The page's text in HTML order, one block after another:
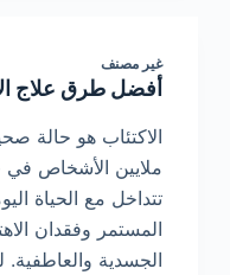
غير مصنف
أفضل طرق علاج
الاكتئاب هو حالة
ملايين الأشخاص في
تتداخل مع الحياة
المستمر وفقدان
الجسدية